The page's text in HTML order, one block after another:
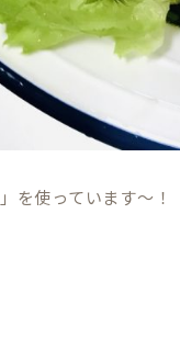
」を使っています～！